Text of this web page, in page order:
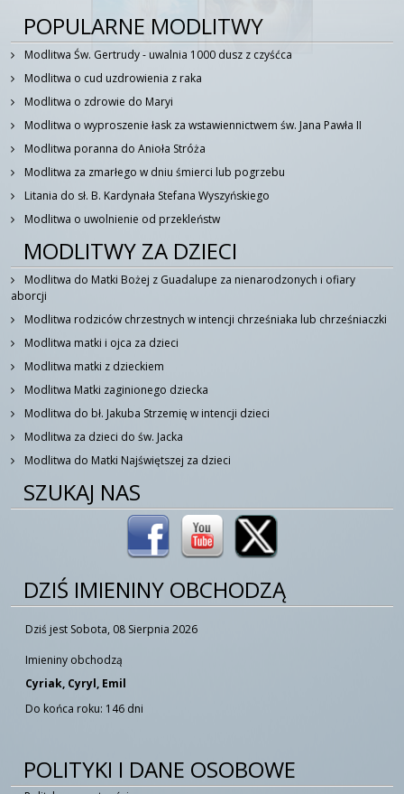
POPULARNE MODLITWY
Modlitwa Św. Gertrudy - uwalnia 1000 dusz z czyśćca
Modlitwa o cud uzdrowienia z raka
Modlitwa o zdrowie do Maryi
Modlitwa o wyproszenie łask za wstawiennictwem św. Jana Pawła II
Modlitwa poranna do Anioła Stróża
Modlitwa za zmarłego w dniu śmierci lub pogrzebu
Litania do sł. B. Kardynała Stefana Wyszyńskiego
Modlitwa o uwolnienie od przekleństw
MODLITWY ZA DZIECI
Modlitwa do Matki Bożej z Guadalupe za nienarodzonych i ofiary
aborcji
Modlitwa rodziców chrzestnych w intencji chrześniaka lub chrześniaczki
Modlitwa matki i ojca za dzieci
Modlitwa matki z dzieckiem
Modlitwa Matki zaginionego dziecka
Modlitwa do bł. Jakuba Strzemię w intencji dzieci
Modlitwa za dzieci do św. Jacka
Modlitwa do Matki Najświętszej za dzieci
SZUKAJ NAS
DZIŚ IMIENINY OBCHODZĄ
Dziś jest Sobota, 08 Sierpnia 2026
Imieniny obchodzą
Cyriak, Cyryl, Emil
Do końca roku: 146 dni
POLITYKI I DANE OSOBOWE